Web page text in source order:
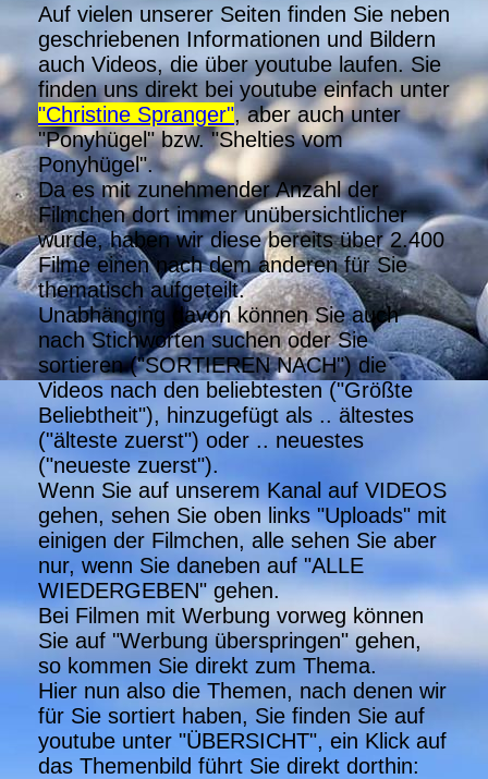
Auf vielen unserer Seiten finden Sie neben
geschriebenen Informationen und Bildern
auch Videos, die über youtube laufen. Sie
finden uns direkt bei youtube einfach unter
"Christine Spranger", aber auch unter
"Ponyhügel" bzw. "Shelties vom
Ponyhügel".
Da es mit zunehmender Anzahl der
Filmchen dort immer unübersichtlicher
wurde, haben wir diese bereits über 2.400
Filme einen nach dem anderen für Sie
thematisch aufgeteilt.
Unabhänging davon können Sie auch
nach Stichworten suchen oder Sie
sortieren ("SORTIEREN NACH") die
Videos nach den beliebtesten ("Größte
Beliebtheit"), hinzugefügt als .. ältestes
("älteste zuerst") oder .. neuestes
("neueste zuerst").
Wenn Sie auf unserem Kanal auf VIDEOS
gehen, sehen Sie oben links "Uploads" mit
einigen der Filmchen, alle sehen Sie aber
nur, wenn Sie daneben auf "ALLE
WIEDERGEBEN" gehen.
Bei Filmen mit Werbung vorweg können
Sie auf "Werbung überspringen" gehen,
so kommen Sie direkt zum Thema.
Hier nun also die Themen, nach denen wir
für Sie sortiert haben, Sie finden Sie auf
youtube unter "ÜBERSICHT", ein Klick auf
das Themenbild führt Sie direkt dorthin: